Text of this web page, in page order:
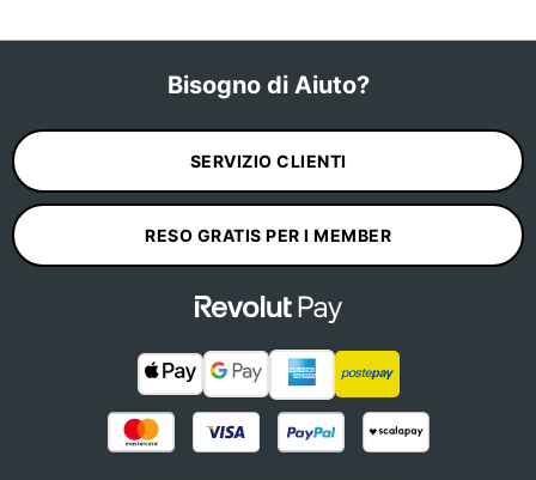
Bisogno di Aiuto?
SERVIZIO CLIENTI
RESO GRATIS PER I MEMBER